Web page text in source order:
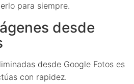
para siempre.
desde
desde Google Fotos es
con rapidez.